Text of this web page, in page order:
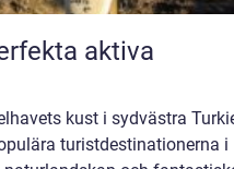
aktiva
kust i sydvästra
turistdestinationerna i